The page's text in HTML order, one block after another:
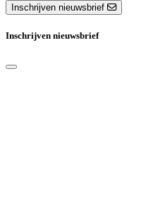
Inschrijven nieuwsbrief
Inschrijven nieuwsbrief